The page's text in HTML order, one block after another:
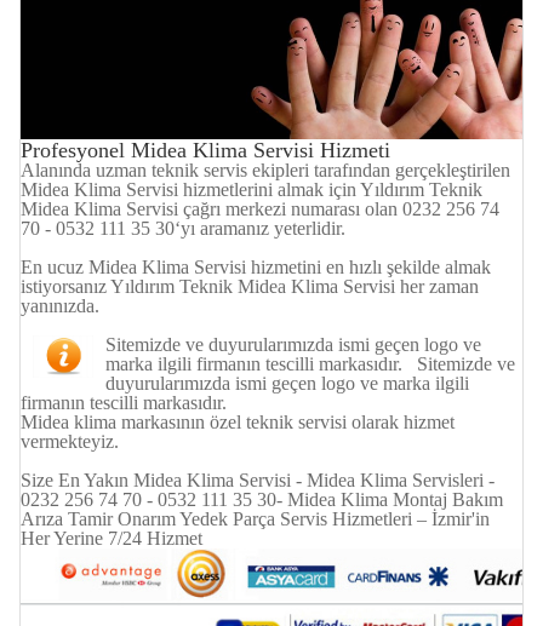
Profesyonel Midea Klima Servisi Hizmeti
Alanında uzman teknik servis ekipleri tarafından gerçekleştirilen
Midea Klima Servisi hizmetlerini almak için Yıldırım Teknik
Midea Klima Servisi çağrı merkezi numarası olan 0232 256 74
70 - 0532 111 35 30‘yı aramanız yeterlidir.
En ucuz Midea Klima Servisi hizmetini en hızlı şekilde almak
istiyorsanız Yıldırım Teknik Midea Klima Servisi her zaman
yanınızda.
Sitemizde ve duyurularımızda ismi geçen logo ve
marka ilgili firmanın tescilli markasıdır. Sitemizde ve
duyurularımızda ismi geçen logo ve marka ilgili
firmanın tescilli markasıdır.
Midea klima markasının özel teknik servisi olarak hizmet
vermekteyiz.
Size En Yakın Midea Klima Servisi - Midea Klima Servisleri -
0232 256 74 70 - 0532 111 35 30- Midea Klima Montaj Bakım
Arıza Tamir Onarım Yedek Parça Servis Hizmetleri – İzmir'in
Her Yerine 7/24 Hizmet